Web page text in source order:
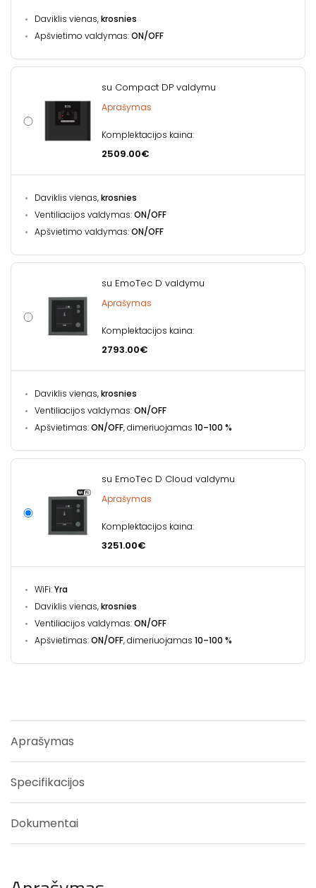
Daviklis vienas,krosnies
Apšvietimo valdymas:ON/OFF
su Compact DP valdymu
Aprašymas
Komplektacijos kaina:
2509.00€
Daviklis vienas,krosnies
Ventiliacijos valdymas:ON/OFF
Apšvietimo valdymas:ON/OFF
su EmoTec D valdymu
Aprašymas
Komplektacijos kaina:
2793.00€
Daviklis vienas,krosnies
Ventiliacijos valdymas:ON/OFF
Apšvietimas:ON/OFF, dimeriuojamas 10–100 %
su EmoTec D Cloud valdymu
Aprašymas
Komplektacijos kaina:
3251.00€
WiFi:Yra
Daviklis vienas,krosnies
Ventiliacijos valdymas:ON/OFF
Apšvietimas:ON/OFF, dimeriuojamas 10–100 %
Aprašymas
Specifikacijos
Dokumentai